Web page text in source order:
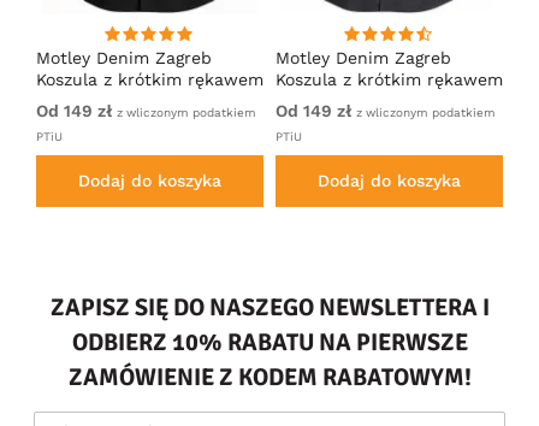
Motley Denim Zagreb
Koszula z krótkim rękawem
Czarny
Od 149 zł z wliczonym podatkiem
PTiU
Dodaj do koszyka
Motley Denim Zagreb
Koszula z krótkim rękawem
Antracytowy
Od 149 zł z wliczonym podatkiem
PTiU
Dodaj do koszyka
ZAPISZ SIĘ DO NASZEGO NEWSLETTERA I
ODBIERZ 10% RABATU NA PIERWSZE
ZAMÓWIENIE Z KODEM RABATOWYM!